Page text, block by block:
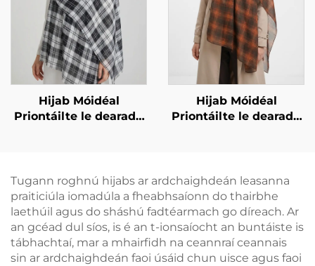
Hijab Móidéal
Priontáilte le dearadh
Hijab Móidéal
Priontáilte le dearadh
Tugann roghnú hijabs ar ardchaighdeán leasanna
praiticiúla iomadúla a fheabhsaíonn do thairbhe
laethúil agus do sháshú fadtéarmach go díreach. Ar
an gcéad dul síos, is é an t-ionsaíocht an buntáiste is
tábhachtaí, mar a mhairfidh na ceannraí ceannais
sin ar ardchaighdeán faoi úsáid chun uisce agus faoi